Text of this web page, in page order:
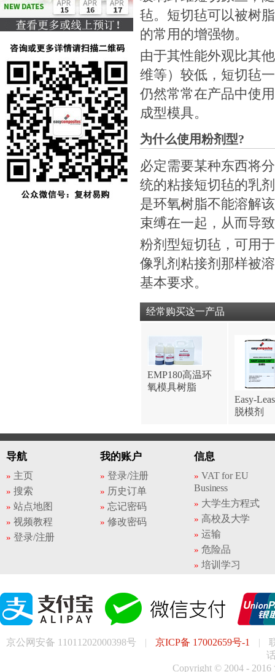
毡。短切毡可以被树
的常用的增强物。
由于其性能外观比其
维等）较低，短切毡
仍然常常在产品中使
成型模具。
为什么使用粉剂型?
必定需要某种东西将
统的粘接短切毡的乳
是环氧树脂不能溶解
束缚在一起，从而导
粉剂型短切毡，可用
像乳剂粘接剂那样被
基本要求。
经常购买这一产品
EMP180高温环
氧模具树脂
Easy-
脱模剂
导航
主页
搜索
站点地图
视频教程
登录/注册
我的账户
登录/注册
历史订单
忘记密码
修改密码
信息
VAT for EU
Business
大学生方程式
高校及大学
运输
危险品
培训学习
京公网安备 11011202000398号 | 京ICP备 17002659号-1 |
Copyright © 2004 -